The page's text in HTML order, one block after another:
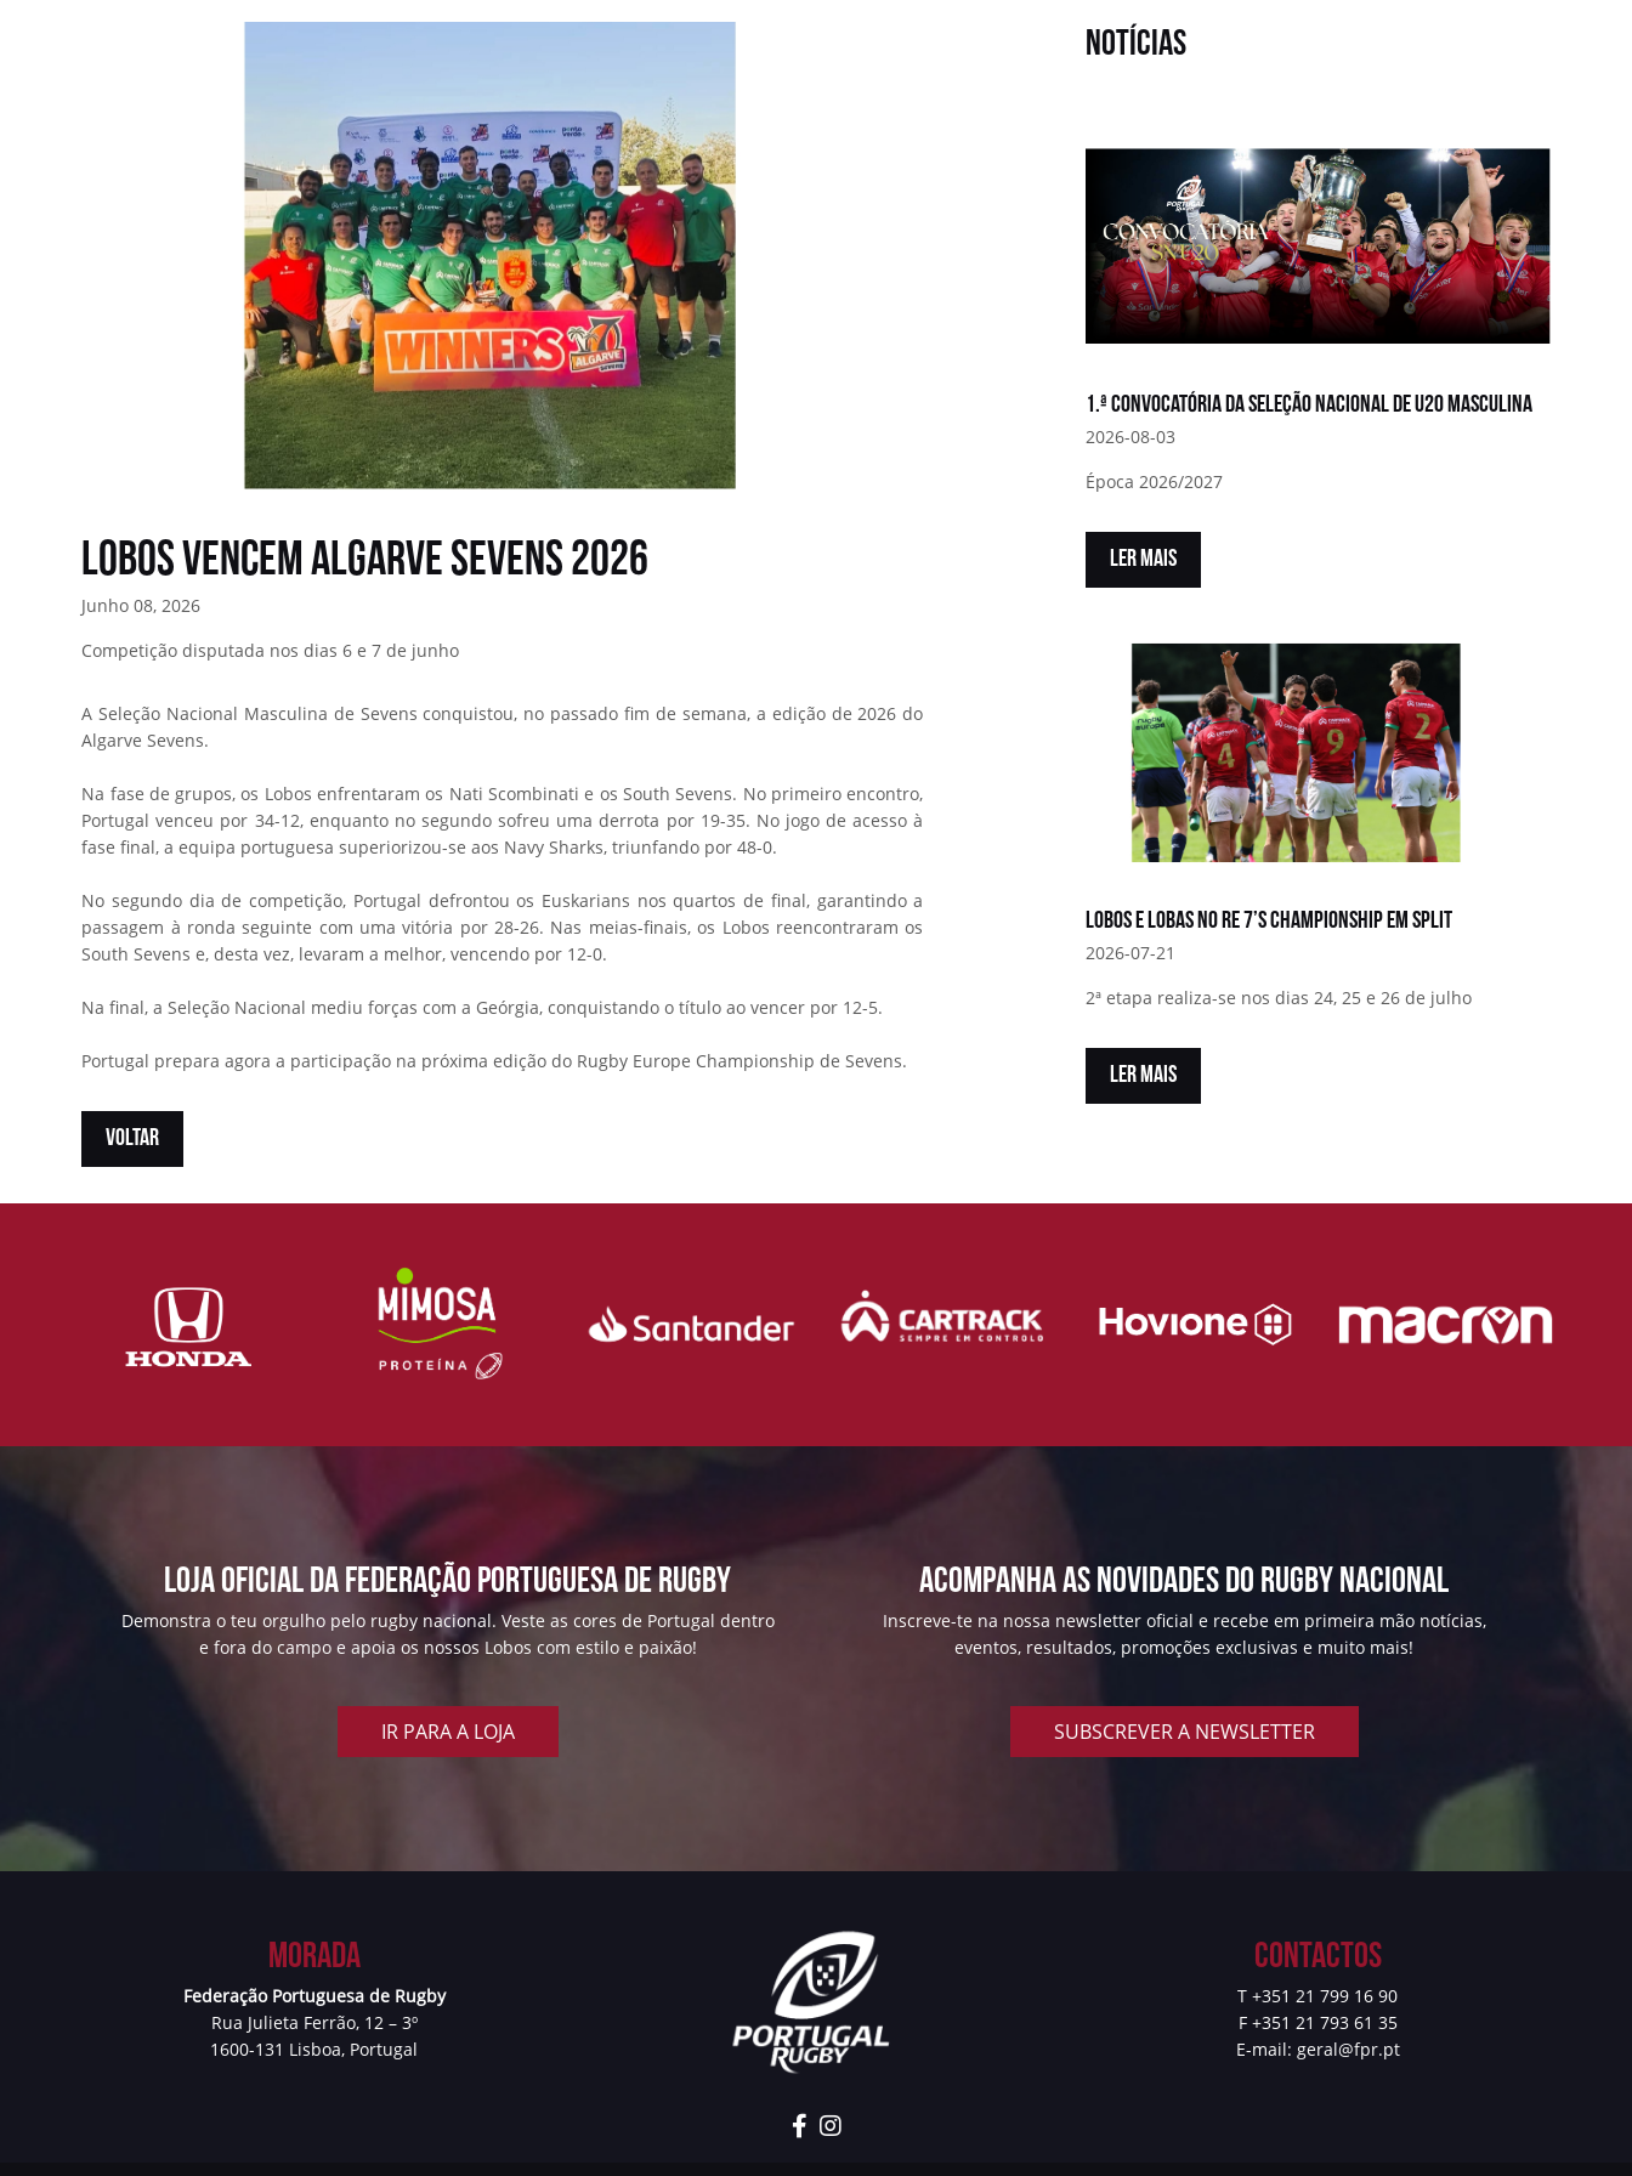
Lobos vencem Algarve Sevens 2026
Junho 08, 2026
Competição disputada nos dias 6 e 7 de junho
A Seleção Nacional Masculina de Sevens conquistou, no passado fim de semana, a edição de 2026 do
Algarve Sevens.
Na fase de grupos, os Lobos enfrentaram os Nati Scombinati e os South Sevens. No primeiro encontro,
Portugal venceu por 34-12, enquanto no segundo sofreu uma derrota por 19-35. No jogo de acesso à
fase final, a equipa portuguesa superiorizou-se aos Navy Sharks, triunfando por 48-0.
No segundo dia de competição, Portugal defrontou os Euskarians nos quartos de final, garantindo a
passagem à ronda seguinte com uma vitória por 28-26. Nas meias-finais, os Lobos reencontraram os
South Sevens e, desta vez, levaram a melhor, vencendo por 12-0.
Na final, a Seleção Nacional mediu forças com a Geórgia, conquistando o título ao vencer por 12-5.
Portugal prepara agora a participação na próxima edição do Rugby Europe Championship de Sevens.
VOLTAR
notícias
1.ª convocatória da Seleção Nacional de U20 Masculina
2026-08-03
Época 2026/2027
LER MAIS
Lobos e Lobas no RE 7’s Championship em Split
2026-07-21
2ª etapa realiza-se nos dias 24, 25 e 26 de julho
LER MAIS
Loja Oficial da Federação Portuguesa de Rugby
Demonstra o teu orgulho pelo rugby nacional. Veste as cores de Portugal dentro
e fora do campo e apoia os nossos Lobos com estilo e paixão!
IR PARA A LOJA
ACOMPANHA AS NOVIDADES DO RUGBY NACIONAL
Inscreve-te na nossa newsletter oficial e recebe em primeira mão notícias,
eventos, resultados, promoções exclusivas e muito mais!
SUBSCREVER A NEWSLETTER
Morada
Federação Portuguesa de Rugby
Rua Julieta Ferrão, 12 – 3º
1600-131 Lisboa, Portugal
Contactos
T +351 21 799 16 90
F +351 21 793 61 35
E-mail: geral@fpr.pt